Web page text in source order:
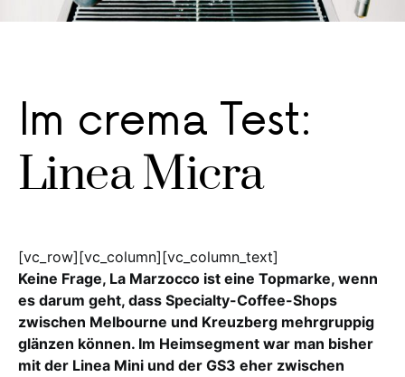
Im crema Test:
Linea Micra
[vc_row][vc_column][vc_column_text]
Keine Frage, La Marzocco ist eine Topmarke, wenn
es darum geht, dass Specialty-Coffee-Shops
zwischen Melbourne und Kreuzberg mehrgruppig
glänzen können. Im Heimsegment war man bisher
mit der Linea Mini und der GS3 eher zwischen